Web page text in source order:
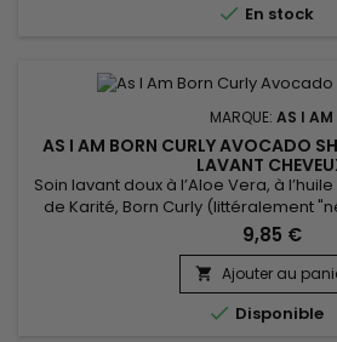
 En stock
MARQUE: AS I AM
AS I AM BORN CURLY AVOCADO
LAVANT
Soin lavant doux à l’Aloe Vera, à
de Karité, Born Curly (littéralement
douceur, hydrate et nourrit les
débarrassant des
cheveux fins et fragiles ?
Wash&nbsp;de&nbsp;As I Am Born
idéal au shampoing
9,85 €
 Ajouter au
 Disponible